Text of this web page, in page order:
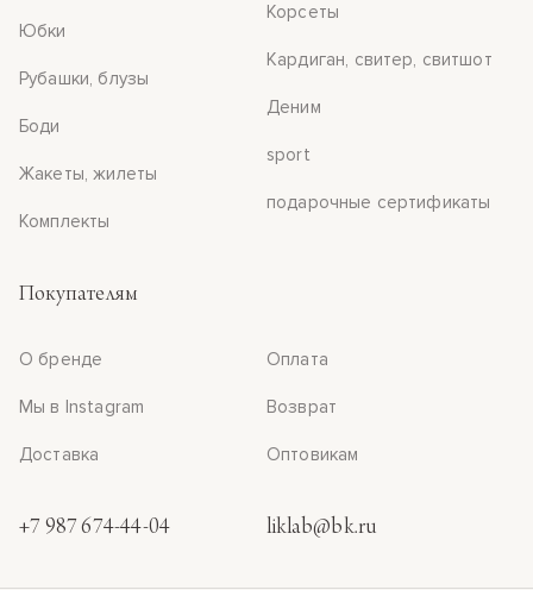
Юбки
Рубашки, блузы
Боди
Жакеты, жилеты
Комплекты
Корсеты
Кардиган, свитер, свитшот
Деним
sport
подарочные сертификаты
Покупателям
О бренде
Мы в Instagram
Доставка
Оплата
Возврат
Оптовикам
+7 987 674-44-04 liklab@bk.ru